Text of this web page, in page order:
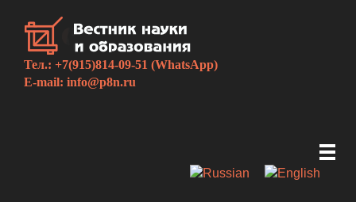
Тел.: +7(915)814-09-51 (WhatsApp)
E-mail: info@p8n.ru